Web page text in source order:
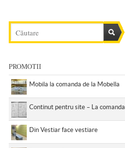
PROMOTII
Mobila la comanda de la Mobella
Continut pentru site – La comanda
Din Vestiar face vestiare